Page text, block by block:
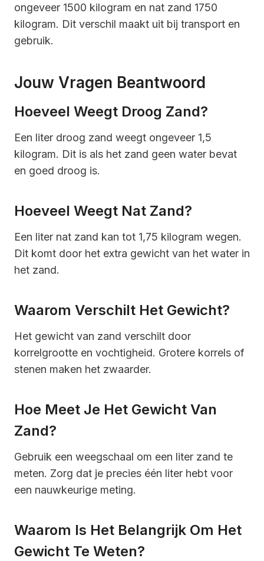
ongeveer 1500 kilogram en nat zand 1750
kilogram. Dit verschil maakt uit bij transport en
gebruik.
Jouw Vragen Beantwoord
Hoeveel Weegt Droog Zand?
Een liter droog zand weegt ongeveer 1,5
kilogram. Dit is als het zand geen water bevat
en goed droog is.
Hoeveel Weegt Nat Zand?
Een liter nat zand kan tot 1,75 kilogram wegen.
Dit komt door het extra gewicht van het water in
het zand.
Waarom Verschilt Het Gewicht?
Het gewicht van zand verschilt door
korrelgrootte en vochtigheid. Grotere korrels of
stenen maken het zwaarder.
Hoe Meet Je Het Gewicht Van
Zand?
Gebruik een weegschaal om een liter zand te
meten. Zorg dat je precies één liter hebt voor
een nauwkeurige meting.
Waarom Is Het Belangrijk Om Het
Gewicht Te Weten?